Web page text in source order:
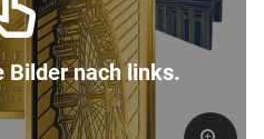
Bilder nach links.